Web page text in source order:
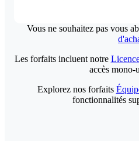
Vous ne souhaitez pas vous
Les forfaits incluent notre
accès mono-
Explorez nos forfaits
fonctionnalités